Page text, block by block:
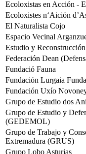
Ecoloxistas en Acción -
Ecoloxistes n‘Aición
El Naturalista Cojo
Espacio Vecinal
Estudio y
Federación Dean
Fundació Fauna
Fundación Lurgaia
Fundación Uxío
Grupo de Estudio dos
Grupo de Estudio y
(GEDEMOL)
Grupo de Trabajo y
Extremadura (GRUS)
Grupo Lobo Asturias